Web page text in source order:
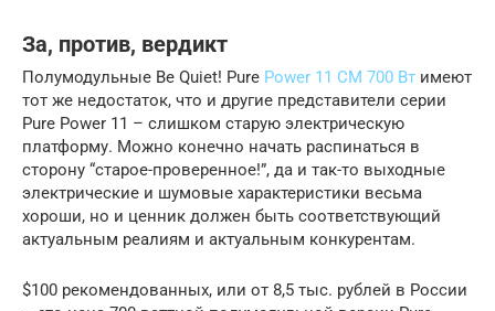
За, против, вердикт
Полумодульные Be Quiet! Pure Power 11 CM 700 Вт имеют
тот же недостаток, что и другие представители серии
Pure Power 11 – слишком старую электрическую
платформу. Можно конечно начать распинаться в
сторону “старое-проверенное!”, да и так-то выходные
электрические и шумовые характеристики весьма
хороши, но и ценник должен быть соответствующий
актуальным реалиям и актуальным конкурентам.
$100 рекомендованных, или от 8,5 тыс. рублей в России